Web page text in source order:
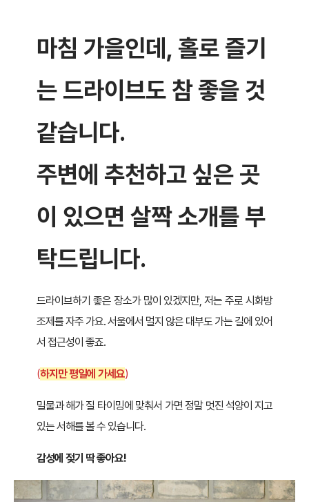
마침 가을인데, 홀로 즐기
는 드라이브도 참 좋을 것
같습니다.
주변에 추천하고 싶은 곳
이 있으면 살짝 소개를 부
탁드립니다.
드라이브하기 좋은 장소가 많이 있겠지만, 저는 주로 시화방
조제를 자주 가요. 서울에서 멀지 않은 대부도 가는 길에 있어
서 접근성이 좋죠.
(하지만 평일에 가세요)
밀물과 해가 질 타이밍에 맞춰서 가면 정말 멋진 석양이 지고
있는 서해를 볼 수 있습니다.
감성에 젖기 딱 좋아요!